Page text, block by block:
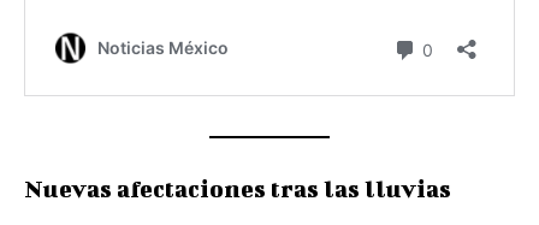
Nuevas afectaciones tras las lluvias